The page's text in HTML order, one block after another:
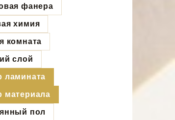
фанера
химия
комната
слой
ламината
материала
пол